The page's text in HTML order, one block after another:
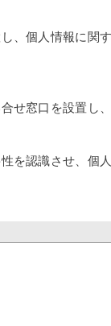
、個人情報に関
せ窓口を設置し
を認識させ、個